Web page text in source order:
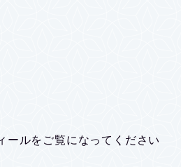
ールをご覧になってください